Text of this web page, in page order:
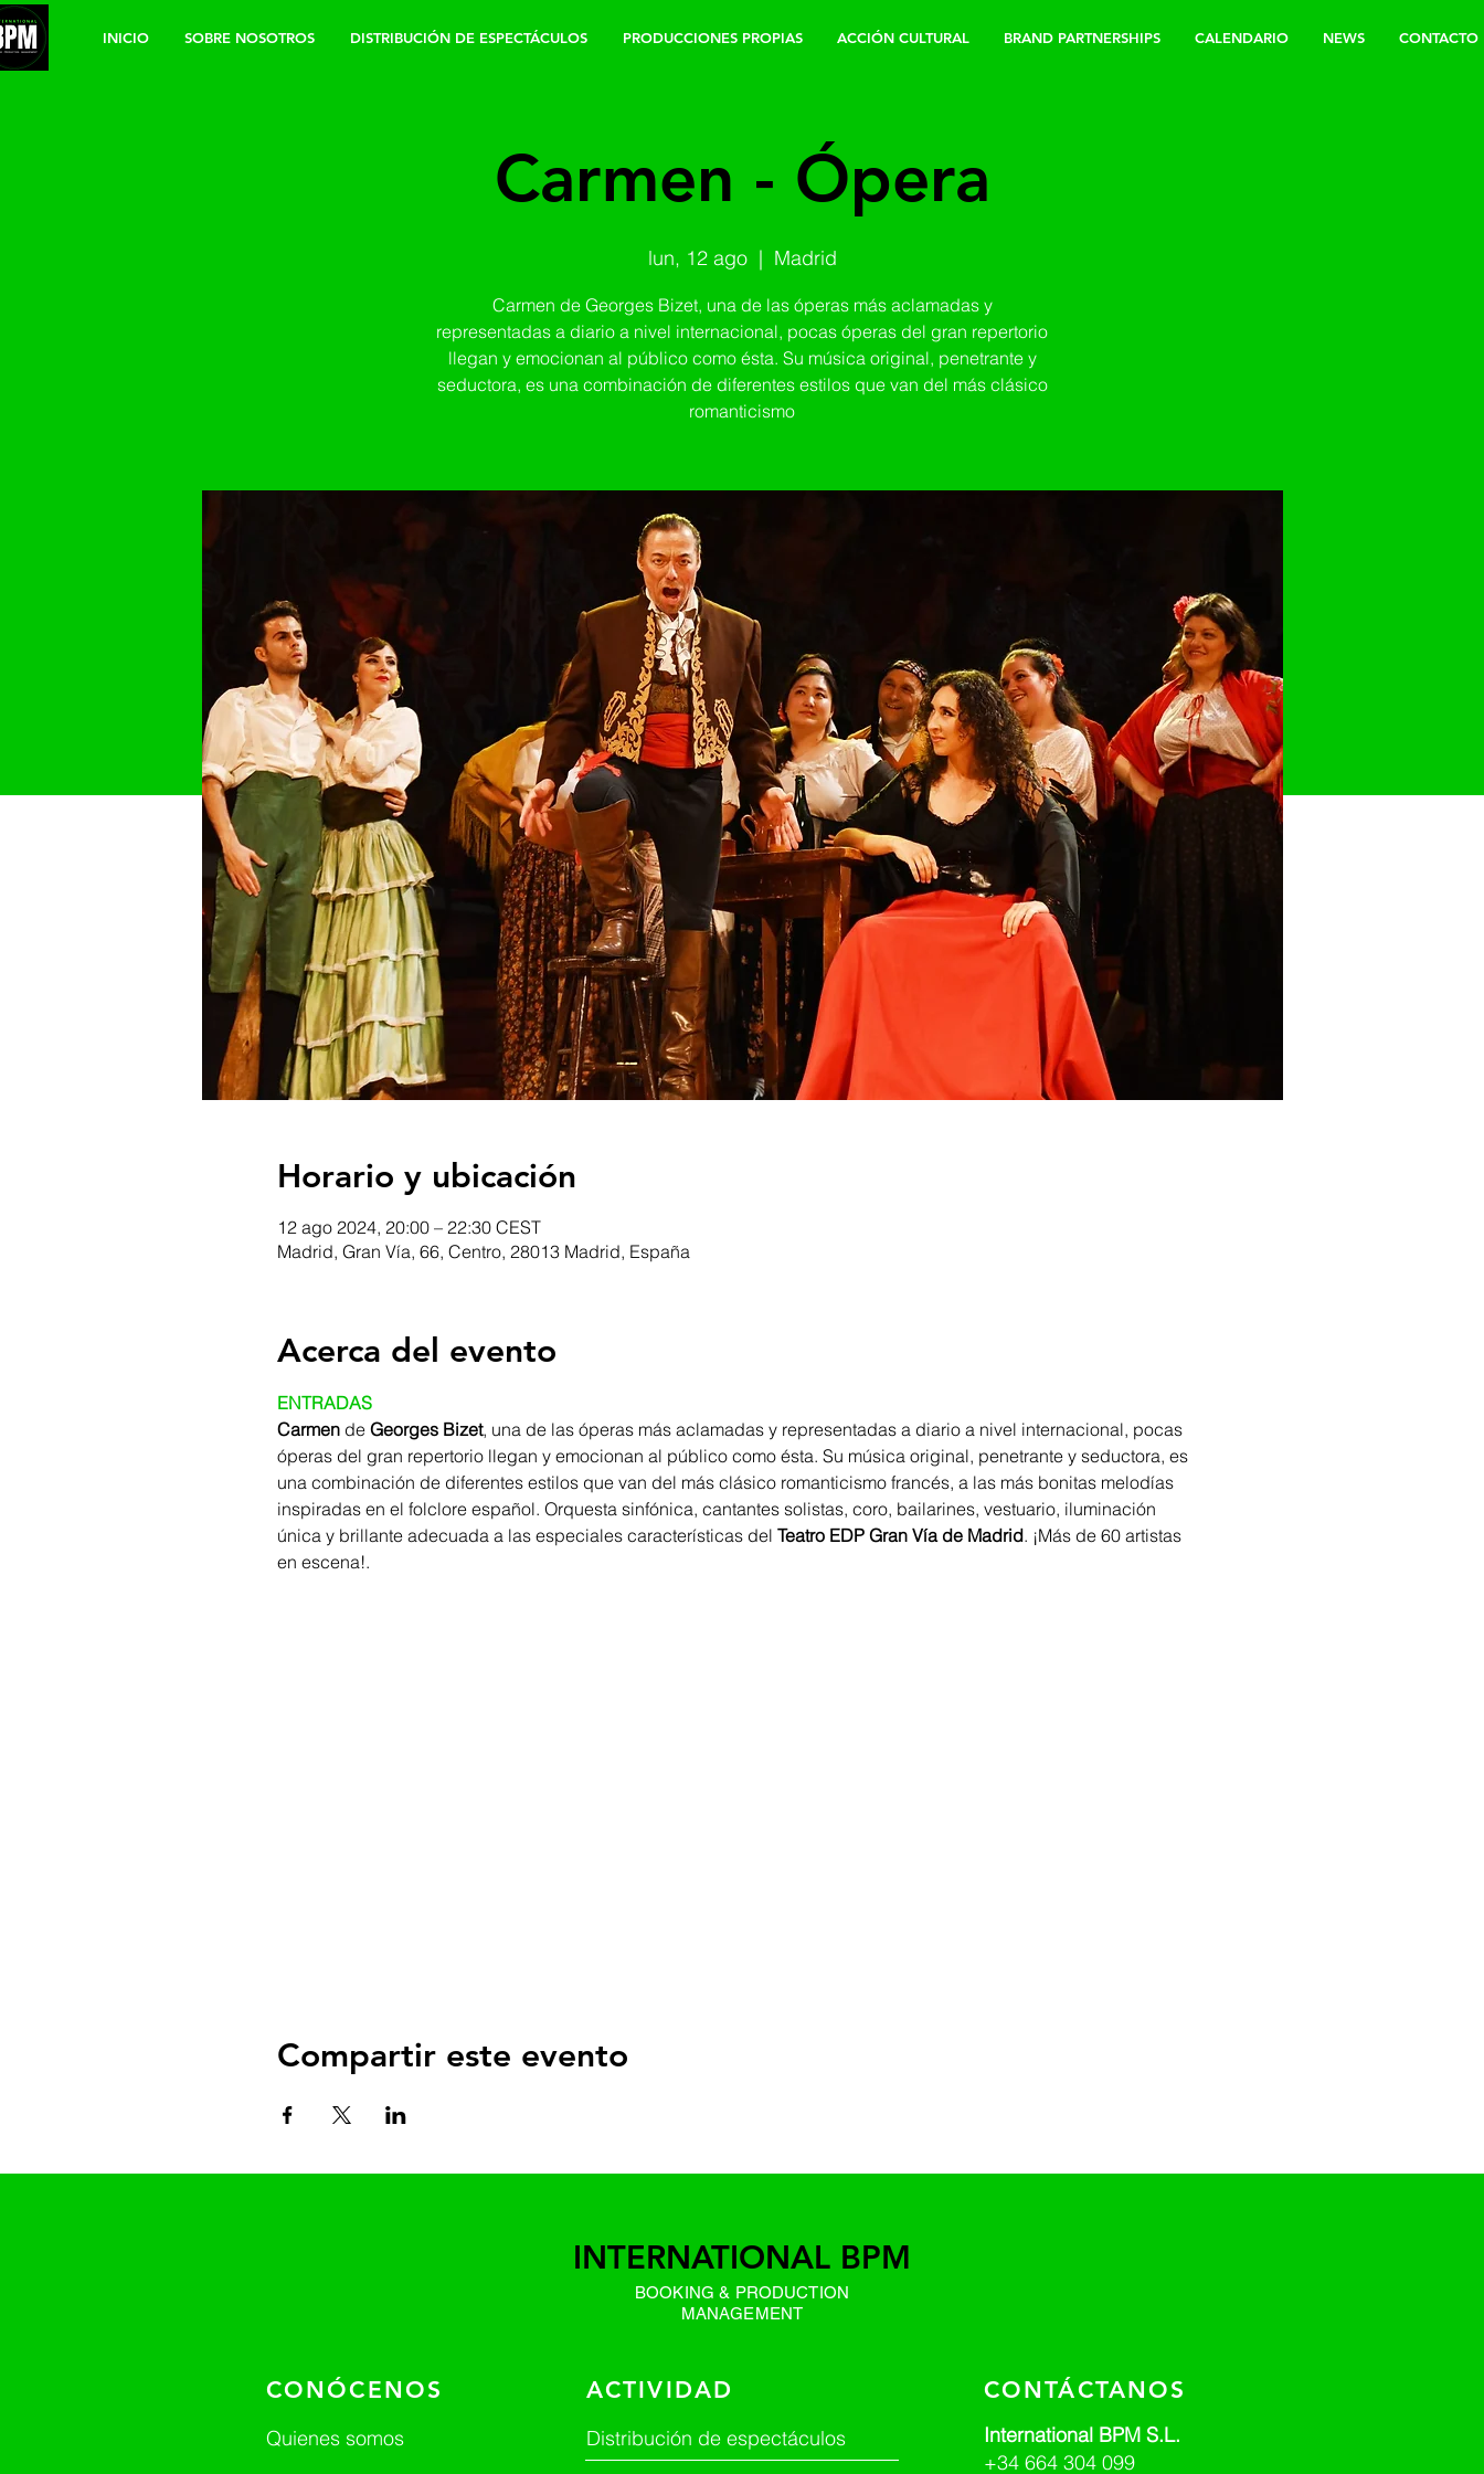
INICIO SOBRE NOSOTROS DISTRIBUCIÓN DE ESPECTÁCULOS PRODUCCIONES PROPIAS ACCIÓN CULTURAL BRAND PARTNERSHIPS CALENDARIO NEWS CONTACTO
Carmen - Ópera
lun, 12 ago
  |
Madrid
Carmen de Georges Bizet, una de las óperas más aclamadas y
representadas a diario a nivel internacional, pocas óperas del gran repertorio
llegan y emocionan al público como ésta. Su música original, penetrante y
seductora, es una combinación de diferentes estilos que van del más clásico
romanticismo
Horario y ubicación
12 ago 2024, 20:00 – 22:30 CEST
Madrid, Gran Vía, 66, Centro, 28013 Madrid, España
Acerca del evento
ENTRADAS
Carmen de Georges Bizet, una de las óperas más aclamadas y representadas a diario a nivel internacional, pocas
óperas del gran repertorio llegan y emocionan al público como ésta. Su música original, penetrante y seductora, es
una combinación de diferentes estilos que van del más clásico romanticismo francés, a las más bonitas melodías
inspiradas en el folclore español. Orquesta sinfónica, cantantes solistas, coro, bailarines, vestuario, iluminación
única y brillante adecuada a las especiales características del Teatro EDP Gran Vía de Madrid. ¡Más de 60 artistas
en escena!.
Compartir este evento
INTERNATIONAL BPM
BOOKING & PRODUCTION
MANAGEMENT
CONÓCENOS
Quienes somos
ACTIVIDAD
Distribución de espectáculos
CONTÁCTANOS
International BPM S.L.
+34 664 304 099